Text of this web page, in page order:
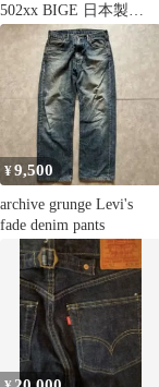
502xx BIGE 日本製
J22【復刻モデル】W31
¥9,500
archive grunge Levi's
fade denim pants